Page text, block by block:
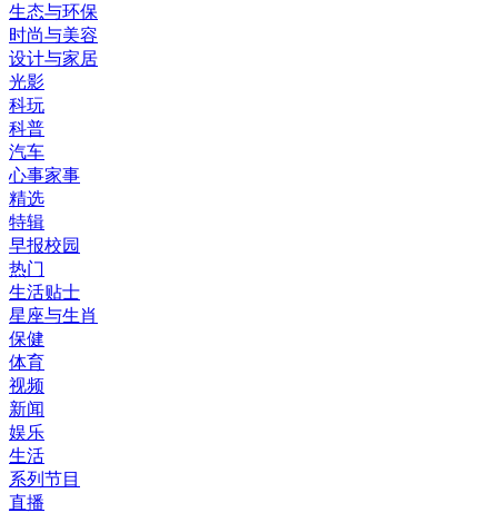
生态与环保
时尚与美容
设计与家居
光影
科玩
科普
汽车
心事家事
精选
特辑
早报校园
热门
生活贴士
星座与生肖
保健
体育
视频
新闻
娱乐
生活
系列节目
直播